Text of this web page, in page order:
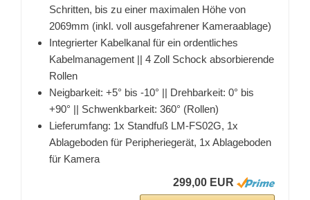
Schritten, bis zu einer maximalen Höhe von
2069mm (inkl. voll ausgefahrener Kameraablage)
Integrierter Kabelkanal für ein ordentliches
Kabelmanagement || 4 Zoll Schock absorbierende
Rollen
Neigbarkeit: +5° bis -10° || Drehbarkeit: 0° bis
+90° || Schwenkbarkeit: 360° (Rollen)
Lieferumfang: 1x Standfuß LM-FS02G, 1x
Ablageboden für Peripheriegerät, 1x Ablageboden
für Kamera
299,00 EUR